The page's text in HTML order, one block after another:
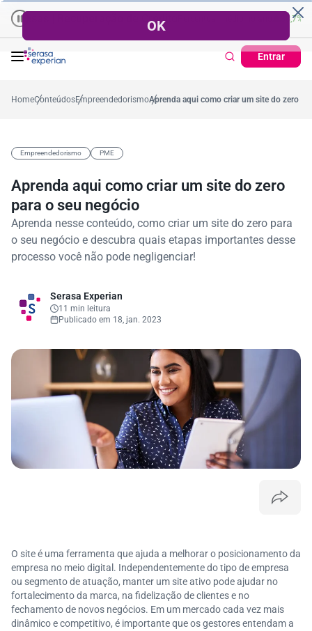
| Recuperação de Crédito
Entrar
Percentual no mês Cartão de Crédito | Cadastro Positivo
HomeConteúdosEmpreendedorismoAprenda aqui como criar um site do zero
Empreendedorismo PME
Aprenda aqui como criar um site do zero
para o seu negócio
Aprenda nesse conteúdo, como criar um site do zero para
o seu negócio e descubra quais etapas importantes desse
processo você não pode negligenciar!
Serasa Experian
11 min leitura
Publicado em 18, jan. 2023
O site é uma ferramenta que ajuda a melhorar o posicionamento da
empresa no meio digital. Independentemente do tipo de empresa
ou segmento de atuação, manter um site ativo pode ajudar no
fortalecimento da marca, na fidelização de clientes e no
fechamento de novos negócios. Em um mercado cada vez mais
dinâmico e competitivo, é importante que os gestores entendam a